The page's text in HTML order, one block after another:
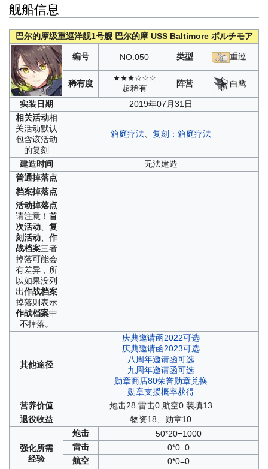
舰船信息
巴尔的摩级重巡洋舰1号舰 巴尔的摩 USS Baltimore ボルチモア
编号 NO.050 类型 重巡
稀有度
★★★☆☆☆
超稀有 阵营 白鹰
实装日期
2019年07月31日
相关活动相
关活动默认
包含该活动
的复刻
箱庭疗法、 复刻：箱庭疗法
建造时间
无法建造
普通掉落点
档案掉落点
活动掉落点
请注意！ 首
次活动、 复
刻活动、 作
战档案三者
掉落可能会
有差异，所
以如果没列
出作战档案
掉落则表示
作战档案中
不掉落。
其他途径
庆典邀请函2022可选
庆典邀请函2023可选
八周年邀请函可选
九周年邀请函可选
勋章商店80荣誉勋章兑换
勋章支援概率获得
营养价值
炮击28 雷击0 航空0 装填13
退役收益 物资18、勋章10
强化所需
经验
炮击
50*20=1000
雷击
0*0=0
航空
0*0=0